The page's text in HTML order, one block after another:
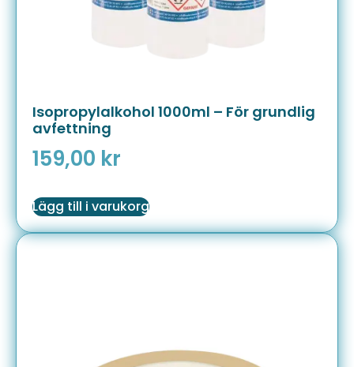
Isopropylalkohol 1000ml – För grundlig
avfettning
159,00 kr
Lägg till i varukorg